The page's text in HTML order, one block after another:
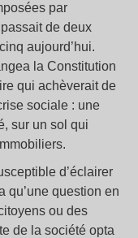
par
de deux
aujourd’hui.
la Constitution
qui achèverait de
sociale : une
sur un sol qui
d’éclairer
qu’une question en
ou des
de la société opta